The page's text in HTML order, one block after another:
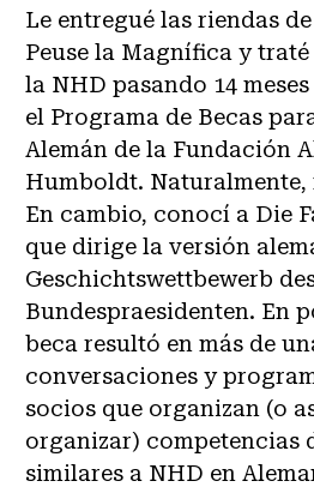
Le entregué las riendas
Peuse la Magnífica y
la NHD pasando 14
el Programa de Becas
Alemán de la Fundación
Humboldt. Naturalmente,
En cambio, conocí a Die
que dirige la versión
Geschichtswettbewerb
Bundespraesidenten. En
beca resultó en más de
conversaciones y
socios que organizan (o
organizar) competencias
similares a NHD en